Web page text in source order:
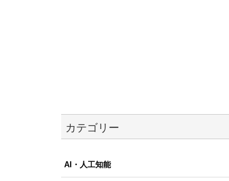
カテゴリー
AI・人工知能